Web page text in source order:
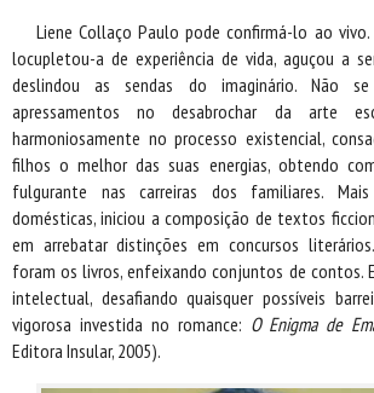
Liene Collaço Paulo pode confirmá-lo ao
locupletou-a de experiência de vida, aguçou a
deslindou as sendas do imaginário. Não
apressamentos no desabrochar da arte
harmoniosamente no processo existencial,
filhos o melhor das suas energias, obtendo
fulgurante nas carreiras dos familiares.
domésticas, iniciou a composição de textos
em arrebatar distinções em concursos
foram os livros, enfeixando conjuntos de contos.
intelectual, desafiando quaisquer possíveis
vigorosa investida no romance: O Enigma de
Editora Insular, 2005).